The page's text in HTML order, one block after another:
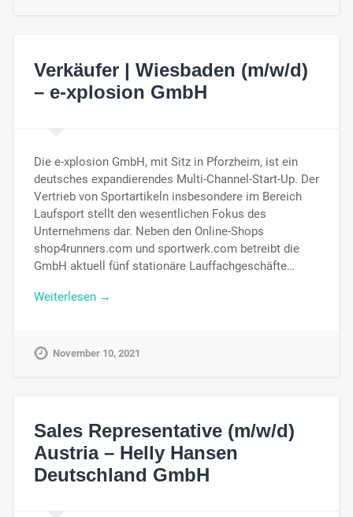
Verkäufer | Wiesbaden (m/w/d)
– e-xplosion GmbH
Die e-xplosion GmbH, mit Sitz in Pforzheim, ist ein
deutsches expandierendes Multi-Channel-Start-Up. Der
Vertrieb von Sportartikeln insbesondere im Bereich
Laufsport stellt den wesentlichen Fokus des
Unternehmens dar. Neben den Online-Shops
shop4runners.com und sportwerk.com betreibt die
GmbH aktuell fünf stationäre Lauffachgeschäfte…
Weiterlesen →
November 10, 2021
Sales Representative (m/w/d)
Austria – Helly Hansen
Deutschland GmbH